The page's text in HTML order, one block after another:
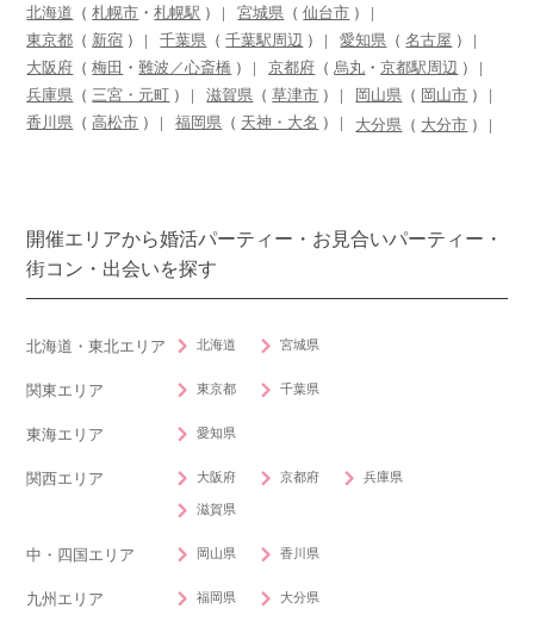
北海道 （札幌市 ・札幌駅 ） 宮城県 （仙台市 ）
東京都 （ 新宿 ） 千葉県 （千葉駅周辺 ） 愛知県 （名古屋 ）
大阪府 （梅田 ・難波／心斎橋 ） 京都府 （烏丸 ・京都駅周辺 ）
兵庫県 （三宮・元町 ） 滋賀県 （草津市 ） 岡山県 （ 岡山市 ）
香川県 （ 高松市 ） 福岡県 （ 天神・大名 ） 大分県 （ 大分市 ）
開催エリアから婚活パーティー・お見合いパーティー・
街コン・出会いを探す
北海道・東北エリア 北海道 宮城県
関東エリア 東京都 千葉県
東海エリア 愛知県
関西エリア 大阪府 京都府 兵庫県
滋賀県
中・四国エリア 岡山県 香川県
九州エリア 福岡県 大分県